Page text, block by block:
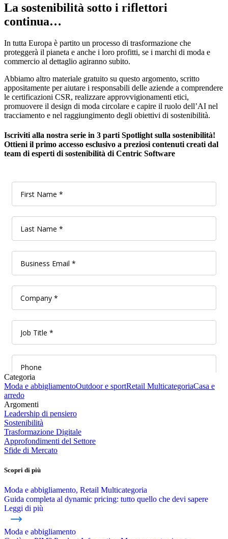
La sostenibilità sotto i riflettori
continua…
In tutta Europa è partito un processo di trasformazione che
proteggerà il pianeta e anche i loro profitti, se i marchi di moda e
commercio al dettaglio agiranno subito.
Abbiamo altro materiale gratuito su questo argomento, scritto
appositamente per aiutare i responsabili delle aziende a comprendere
le certificazioni CSR, realizzare approvvigionamenti etici,
promuovere il design di moda circolare e capire il ruolo dell’AI nel
tracciamento e nel raggiungimento degli obiettivi di sostenibilità.
Iscriviti alla nostra serie in 3 parti Spotlight sulla sostenibilità!
Ottieni il primo accesso esclusivo a preziosi contenuti creati dal
team di esperti di sostenibilità di Centric Software
Categoria
Moda e abbigliamentoOutdoor e sportRetail MulticategoriaCasa e
arredo
Argomenti
Leadership di pensiero
Sostenibilità
Trasformazione Digitale
Approfondimenti del Settore
Sfide di Mercato
Scopri di più
Moda e abbigliamento, Retail Multicategoria
Guida completa al dynamic pricing: tutto quello che devi sapere
Leggi di più
Moda e abbigliamento